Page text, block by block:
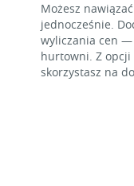
Możesz
jednocześnie.
wyliczania cen
hurtowni. Z
skorzystasz na